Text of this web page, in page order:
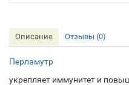
Описание Отзывы (0)
Перламутр
укрепляет иммунитет и